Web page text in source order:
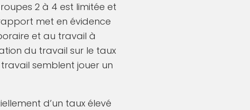
2 à 4 est limitée et
met en évidence
et au travail à
du travail sur le taux
semblent jouer un
d’un taux élevé